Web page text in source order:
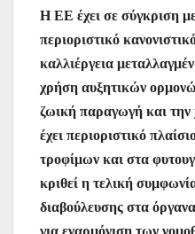
H EE έχει σε σύγκριση
περιοριστικό
καλλιέργεια
χρήση αυξητικών
ζωική παραγωγή και
έχει περιοριστικό
τροφίμων και στα
κριθεί η τελική
διαβούλευσης στα
για εναρμόνιση των